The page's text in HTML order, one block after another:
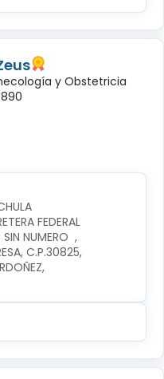
y Obstetricia
FEDERAL
NUMERO  ,
C.P.30825,